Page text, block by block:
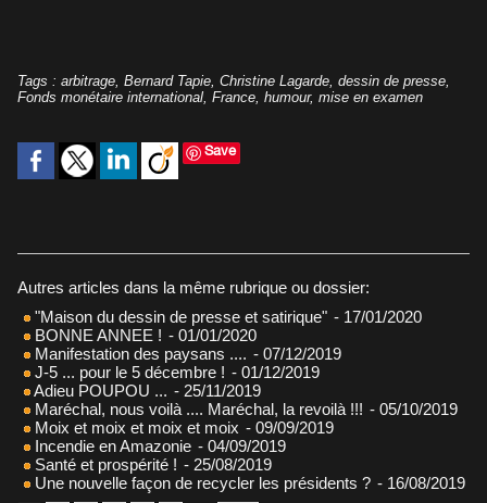
Tags : arbitrage Bernard Tapie Christine Lagarde dessin de presse
Fonds monétaire international France humour, mise en examen
Save
Autres articles dans la même rubrique ou dossier:
"Maison du dessin de presse et satirique" - 17/01/2020
BONNE ANNEE ! - 01/01/2020
Manifestation des paysans .... - 07/12/2019
J-5 ... pour le 5 décembre ! - 01/12/2019
Adieu POUPOU ... - 25/11/2019
Maréchal, nous voilà .... Maréchal, la revoilà !!! - 05/10/2019
Moix et moix et moix et moix - 09/09/2019
Incendie en Amazonie - 04/09/2019
Santé et prospérité ! - 25/08/2019
Une nouvelle façon de recycler les présidents ? - 16/08/2019